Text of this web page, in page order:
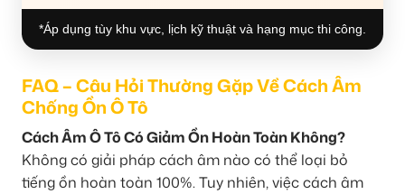
*Áp dụng tùy khu vực, lịch kỹ thuật và hạng mục thi công.
FAQ – Câu Hỏi Thường Gặp Về Cách Âm
Chống Ồn Ô Tô
Cách Âm Ô Tô Có Giảm Ồn Hoàn Toàn Không?
Không có giải pháp cách âm nào có thể loại bỏ
tiếng ồn hoàn toàn 100%. Tuy nhiên, việc cách âm